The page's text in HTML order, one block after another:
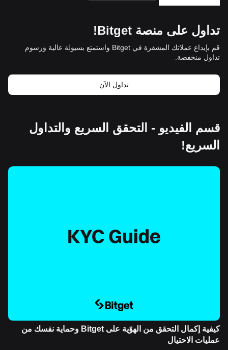
تداول على منصة Bitget!
قم بإيداع عملاتك المشفرة في Bitget واستمتع بسيولة عالية ورسوم
تداول منخفضة.
تداول الآن
قسم الفيديو - التحقق السريع والتداول
السريع!
كيفية إكمال التحقق من الهوّية على Bitget وحماية نفسك من
عمليات الاحتيال